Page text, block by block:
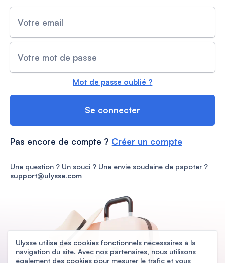
Votre email
Votre mot de passe
Mot de passe oublié ?
Se connecter
Pas encore de compte ? Créer un compte
Une question ? Un souci ? Une envie soudaine de papoter ?
support@ulysse.com
Ulysse utilise des cookies fonctionnels nécessaires à la
navigation du site. Avec nos partenaires, nous utilisons
également des cookies pour mesurer le trafic et vous